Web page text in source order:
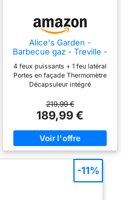
Alice's Garden -
Barbecue gaz - Treville -
feu latéral noir. avec
thermomètre
4 feux puissants + 1 feu latéral
Portes en façade Thermomètre
Décapsuleur intégré
219,99 €
189,99 €
-11%